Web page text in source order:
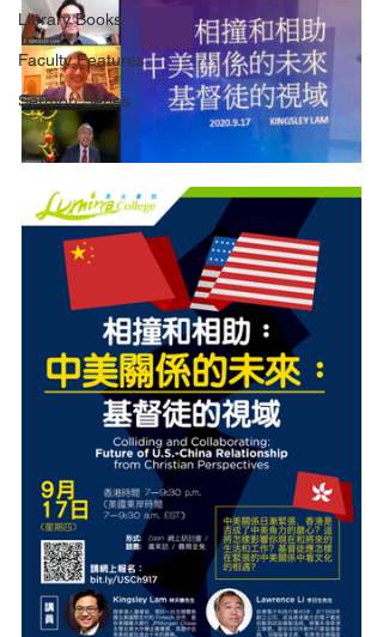
Library Books
Faculty Features
Sermon Series